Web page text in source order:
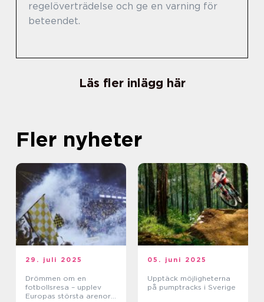
regelöverträdelse och ge en varning för
beteendet.
Läs fler inlägg här
Fler nyheter
29. juli 2025
Drömmen om en
fotbollsresa – upplev
Europas största arenor
05. juni 2025
Upptäck möjligheterna
på pumptracks i Sverige